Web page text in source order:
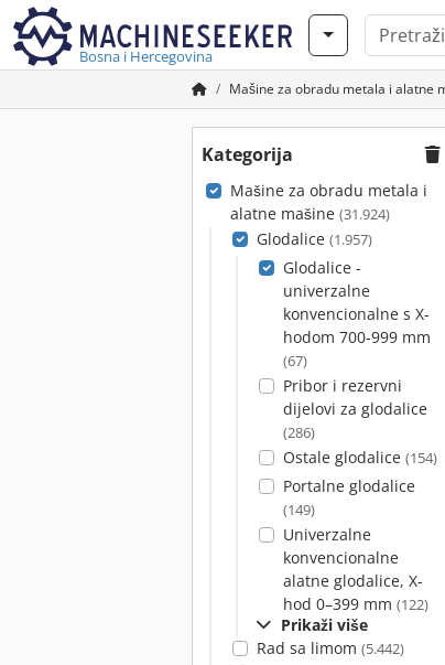
Bosna i Hercegovina
Mašine za obradu metala i alatne
Kategorija
Mašine za obradu metala i
alatne mašine (31.924)
Glodalice (1.957)
Glodalice -
univerzalne
konvencionalne s X-
hodom 700-999 mm
(67)
Pribor i rezervni
dijelovi za glodalice
(286)
Ostale glodalice (154)
Portalne glodalice
(149)
Univerzalne
konvencionalne
alatne glodalice, X-
hod 0–399 mm (122)
Prikaži više
Rad sa limom (5.442)